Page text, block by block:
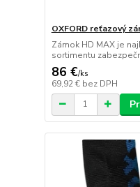
OXFORD reťazový
Zámok HD MAX je
sortimentu
86 €/ks
69,92 € bez DPH